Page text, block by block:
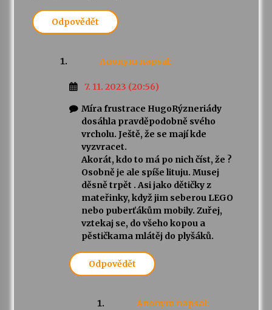
Odpovědět
Anonym napsal:
7. 11. 2023 (20:56)
Míra frustrace HugoRýzneriády
dosáhla pravděpodobně svého
vrcholu. Ještě, že se mají kde
vyzvracet.
Akorát, kdo to má po nich číst, že ?
Osobně je ale spíše lituju. Musej
děsně trpět . Asi jako dětičky z
mateřinky, když jim seberou LEGO
nebo puberťákům mobily. Zuřej,
vztekaj se, do všeho kopou a
pěstičkama mlátěj do plyšáků.
Odpovědět
Anonym napsal: